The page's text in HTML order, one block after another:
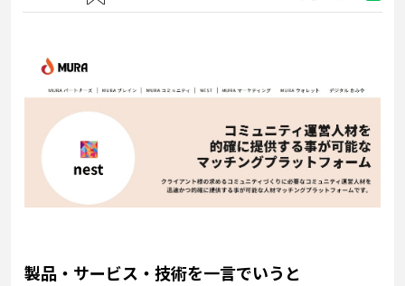
製品・サービス・技術を一言でいうと